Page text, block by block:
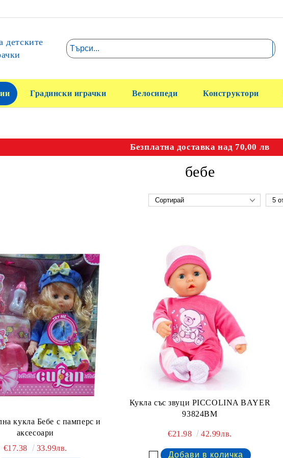
детските
Градински играчки Велосипеди Конструктори
Безплатна доставка над 70,00 лв
бебе
кукла Бебе с памперс и
аксесоари
€17.38
33.99лв.
Кукла със звуци PICCOLINA BAYER
93824BM
€21.98 42.99лв.